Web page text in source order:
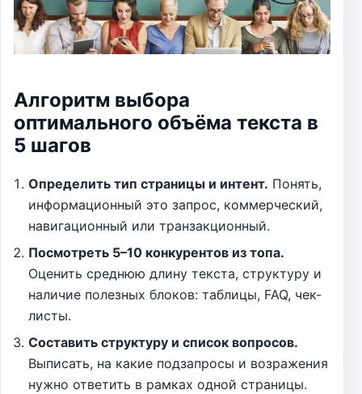
Алгоритм выбора
оптимального объёма текста в
5 шагов
Определить тип страницы и интент. Понять,
информационный это запрос, коммерческий,
навигационный или транзакционный.
Посмотреть 5–10 конкурентов из топа.
Оценить среднюю длину текста, структуру и
наличие полезных блоков: таблицы, FAQ, чек-
листы.
Составить структуру и список вопросов.
Выписать, на какие подзапросы и возражения
нужно ответить в рамках одной страницы.